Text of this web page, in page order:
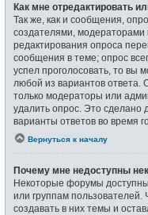
Как мне отредактировать
Так же, как и сообщения,
создателями,
редактирования опроса
сообщения в теме; опрос
успел проголосовать, то вы
любой из вариантов ответа.
только модераторы или
удалить опрос. Это сделано
варианты ответов во время
Вернуться к началу
Почему мне недоступны
Некоторые форумы
или группам
создавать в них темы и